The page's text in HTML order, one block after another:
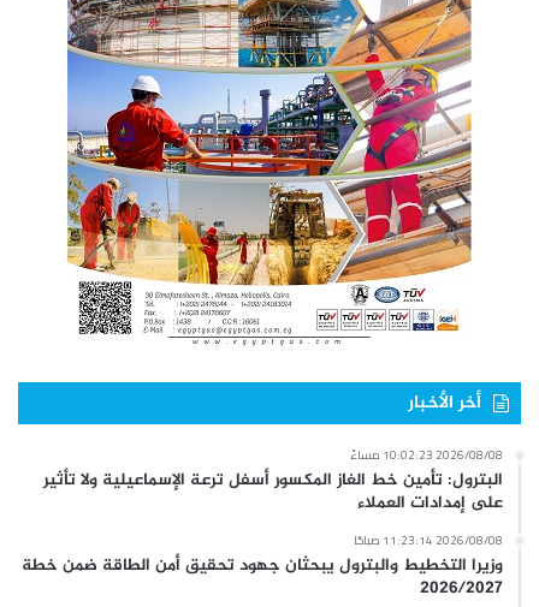
أخر الأخبار
2026/08/08 10:02:23 مساءً
البترول: تأمين خط الغاز المكسور أسفل ترعة الإسماعيلية ولا تأثير
على إمدادات العملاء
2026/08/08 11:23:14 صباحًا
وزيرا التخطيط والبترول يبحثان جهود تحقيق أمن الطاقة ضمن خطة
2026/2027